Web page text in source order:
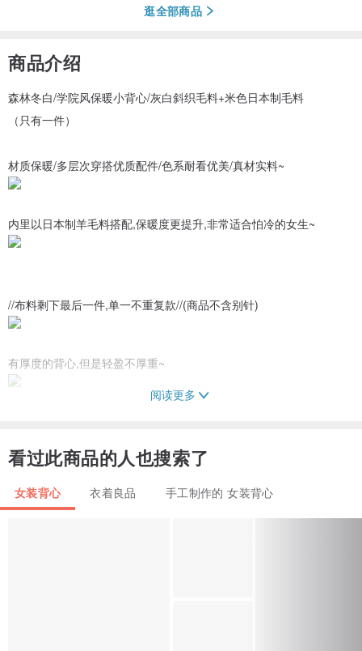
逛全部商品
商品介绍
森林冬白/学院风保暖小背心/灰白斜织毛料+米色日本制毛料
（只有一件）
材质保暖/多层次穿搭优质配件/色系耐看优美/真材实料~
内里以日本制羊毛料搭配,保暖度更提升,非常适合怕冷的女生~
//布料剩下最后一件,单一不重复款//(商品不含别针)
有厚度的背心,但是轻盈不厚重~
阅读更多
看过此商品的人也搜索了
女装背心 衣着良品 手工制作的 女装背心